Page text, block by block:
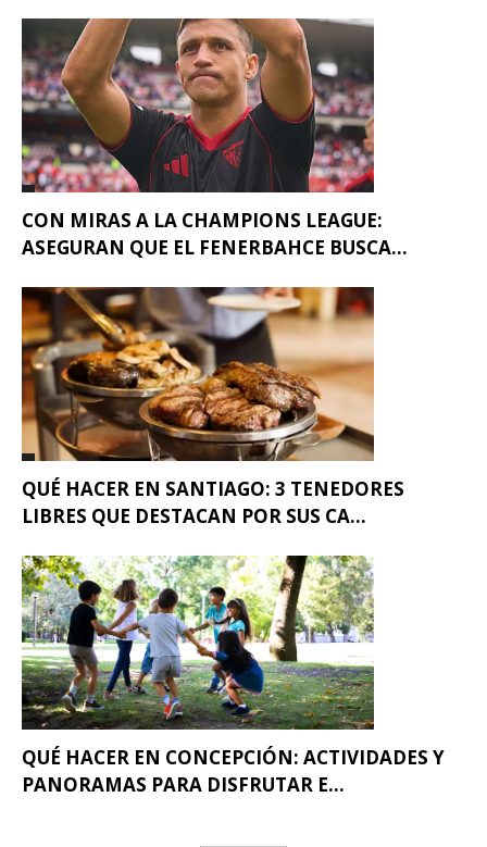
CON MIRAS A LA CHAMPIONS LEAGUE:
ASEGURAN QUE EL FENERBAHCE BUSCA...
QUÉ HACER EN SANTIAGO: 3 TENEDORES
LIBRES QUE DESTACAN POR SUS CA...
QUÉ HACER EN CONCEPCIÓN: ACTIVIDADES Y
PANORAMAS PARA DISFRUTAR E...